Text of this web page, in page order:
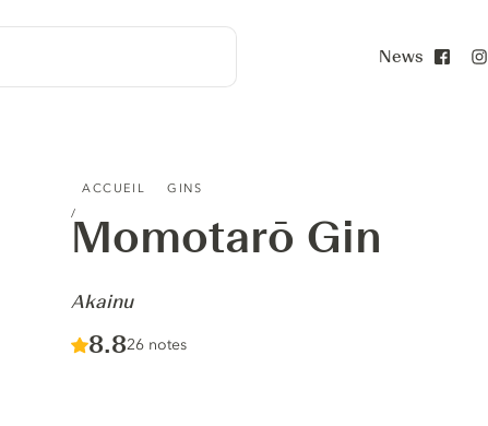
News
ACCUEIL GINS
Momotarō Gin
-
Akainu
Score :
8.8/ 10
26 notes